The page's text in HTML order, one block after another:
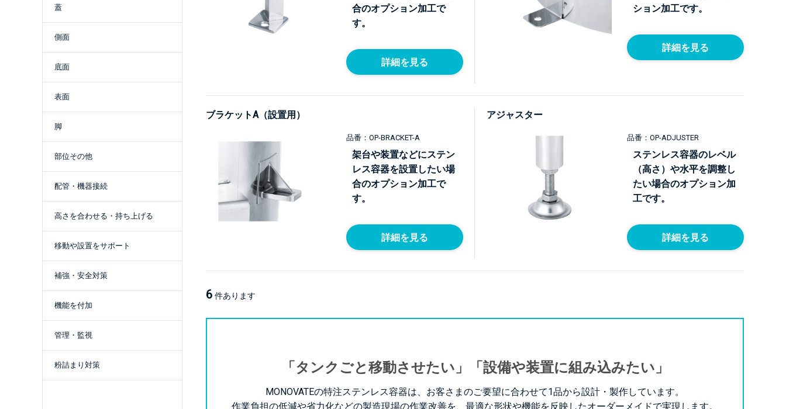
蓋
側面
底面
表面
脚
部位その他
配管・機器接続
高さを合わせる・持ち上げる
移動や設置をサポート
補強・安全対策
機能を付加
管理・監視
粉詰まり対策
合のオプション加工で
す。
詳細を見る
ション加工です。
詳細を見る
ブラケットA（設置用）
品番：OP-BRACKET-A
架台や装置などにステン
レス容器を設置したい場
合のオプション加工で
す。
詳細を見る
アジャスター
品番：OP-ADJUSTER
ステンレス容器のレベル
（高さ）や水平を調整し
たい場合のオプション加
工です。
詳細を見る
6 件あります
「タンクごと移動させたい」「設備や装置に組み込みたい」
MONOVATEの特注ステンレス容器は、お客さまのご要望に合わせて1品から設計・製作しています。
作業負担の低減や省力化などの製造現場の作業改善を、最適な形状や機能を反映したオーダーメイドで実現します。